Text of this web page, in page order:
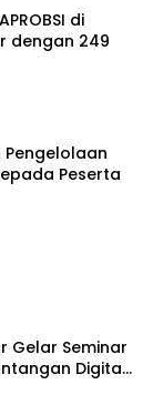
di
dengan 249
Pengelolaan
Peserta
Gelar Seminar
Digital